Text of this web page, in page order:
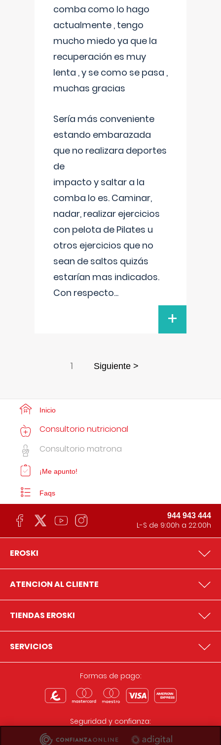
comba como lo hago
actualmente , tengo
mucho miedo ya que la
recuperación es muy
lenta , y se como se pasa ,
muchas gracias
Sería más conveniente
estando embarazada
que no realizara deportes
de
impacto y saltar a la
comba lo es. Caminar,
nadar, realizar ejercicios
con pelota de Pilates u
otros ejercicios que no
sean de saltos quizás
estarían mas indicados.
Con respecto...
+
1 Siguiente >
Inicio
Consultorio nutricional
Consultorio matrona
¡Me apunto!
Faqs
944 943 444
L-S de 9:00h a 22:00h
EROSKI
ATENCION AL CLIENTE
TIENDAS EROSKI
SERVICIOS
Formas de pago:
Seguridad y confianza: